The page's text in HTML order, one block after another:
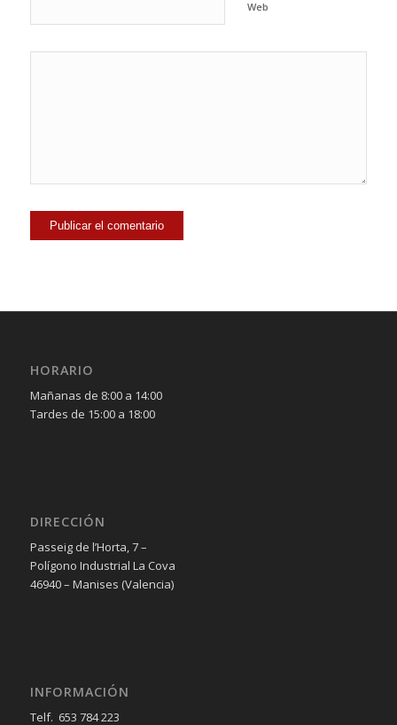
Web
HORARIO
Mañanas de 8:00 a 14:00
Tardes de 15:00 a 18:00
DIRECCIÓN
Passeig de l’Horta, 7 –
Polígono Industrial La Cova
46940 – Manises (Valencia)
INFORMACIÓN
Telf. 653 784 223